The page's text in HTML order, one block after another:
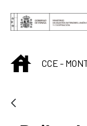
Saltar al
INICIO
CCE -